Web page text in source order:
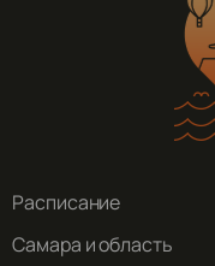
Расписание
Самара и область